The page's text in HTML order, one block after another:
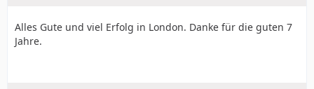
Alles Gute und viel Erfolg in London. Danke für die guten 7
Jahre.